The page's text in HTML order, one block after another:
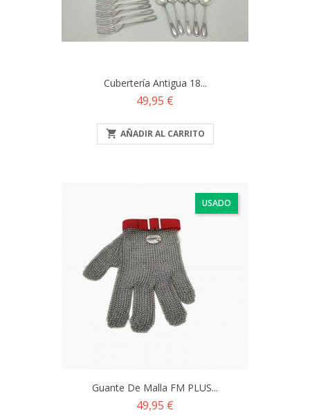
Cubertería Antigua 18...
Precio
49,95 €
 AÑADIR AL CARRITO
USADO
Guante De Malla FM PLUS...
Precio
49,95 €